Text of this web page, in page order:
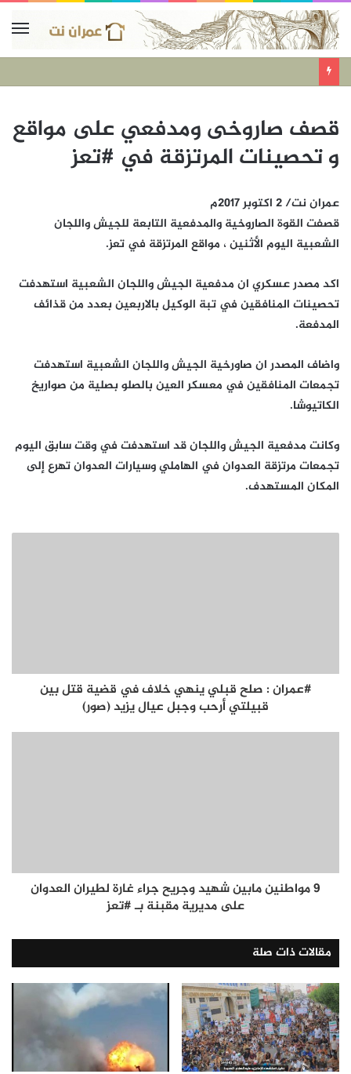
قصف صاروخى ومدفعي على مواقع
و تحصينات المرتزقة في #تعز
عمران نت/ 2 اكتوبر 2017م
قصفت القوة الصاروخية والمدفعية التابعة للجيش واللجان
الشعبية اليوم الأثنين ، مواقع المرتزقة في تعز.
اكد مصدر عسكري ان مدفعية الجيش واللجان الشعبية استهدفت
تحصينات المنافقين في تبة الوكيل بالاربعين بعدد من قذائف
المدفعة.
واضاف المصدر ان صاورخية الجيش واللجان الشعبية استهدفت
تجمعات المنافقين في معسكر العين بالصلو بصلية من صواريخ
الكاتيوشا.
وكانت مدفعية الجيش واللجان قد استهدفت في وقت سابق اليوم
تجمعات مرتزقة العدوان في الهاملي وسيارات العدوان تهرع إلى
المكان المستهدف.
#عمران : صلح قبلي ينهي خلاف في قضية قتل بين
قبيلتي أرحب وجبل عيال يزيد (صور)
9 مواطنين مابين شهيد وجريح جراء غارة لطيران العدوان
على مديرية مقبنة بـ #تعز
مقالات ذات صلة